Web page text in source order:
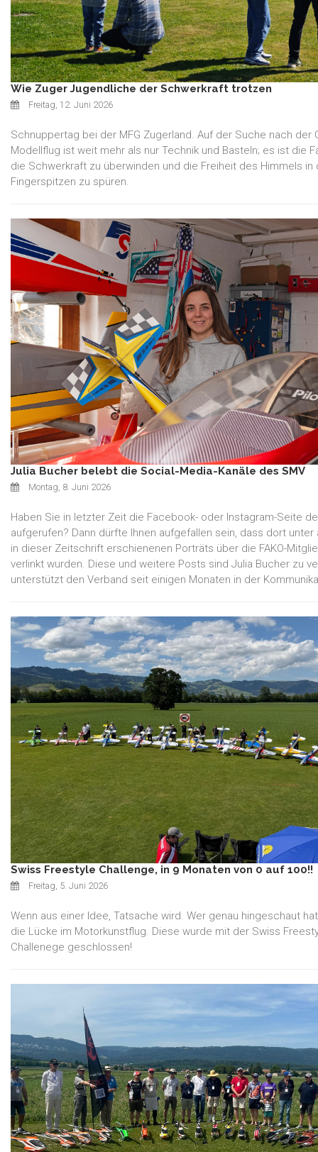
Wie Zuger Jugendliche der Schwerkraft trotzen
Freitag, 12. Juni 2026
Schnuppertag bei der MFG Zugerland. Auf der Suche nach der
Modellflug ist weit mehr als nur Technik und Basteln; es ist die
die Schwerkraft zu überwinden und die Freiheit des Himmels in
Fingerspitzen zu spüren.
Julia Bucher belebt die Social-Media-Kanäle des SMV
Montag, 8. Juni 2026
Haben Sie in letzter Zeit die Facebook- oder Instagram-Seite
aufgerufen? Dann dürfte Ihnen aufgefallen sein, dass dort
in dieser Zeitschrift erschienenen Porträts über die FAKO-
verlinkt wurden. Diese und weitere Posts sind Julia Bucher zu
unterstützt den Verband seit einigen Monaten in der
Swiss Freestyle Challenge, in 9 Monaten von 0 auf 100!!
Freitag, 5. Juni 2026
Wenn aus einer Idee, Tatsache wird. Wer genau hingeschaut
die Lücke im Motorkunstflug. Diese wurde mit der Swiss
Challenege geschlossen!